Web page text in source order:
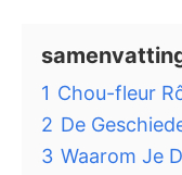
1 Chou-fleur
2 De
3 Waarom Je